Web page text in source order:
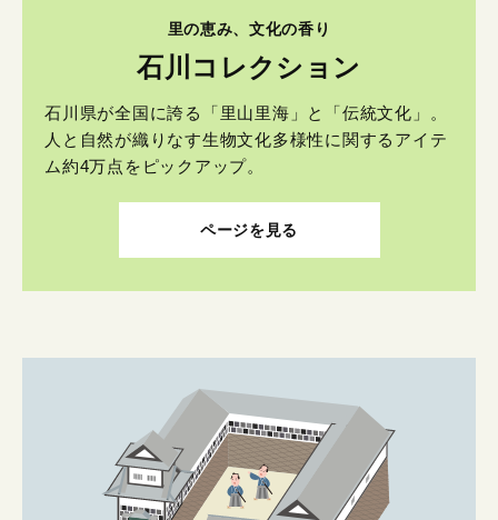
里の恵み、文化の香り
石川コレクション
石川県が全国に誇る「里山里海」と「伝統文化」。
人と自然が織りなす生物文化多様性に関するアイテ
ム約4万点をピックアップ。
ページを見る